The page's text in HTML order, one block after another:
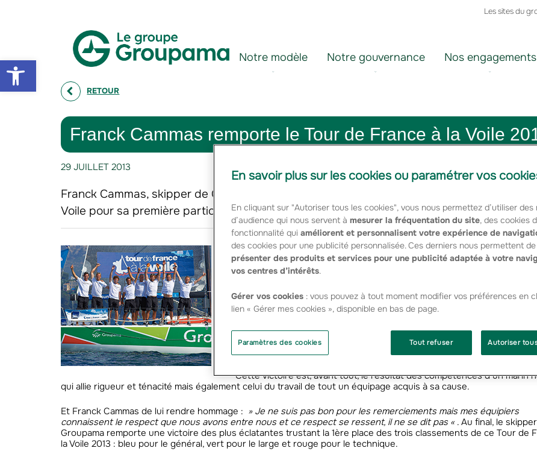
Open toolbar
Les sites du
Notre modèle Notre gouvernance Nos engagements
RETOUR
Franck Cammas remporte le Tour de France à la Voile
29 JUILLET 2013
Franck Cammas, skipper de Groupama 34, a remporté la 36ème édition du Tour de France
Voile pour sa première participation en tant que skipper.
L’affaire était entendue depuis plusieurs jours mais il faillait attendre
ultime de Marseille pour proclamer officiellement Franck Cammas et ses
équipiers, rois du Tour de France à la Voile 2013. Sans jamais réellement
compétition.
Atlantique, Franck Cammas a su maîtriser les éléments, déjouer les
ses adversaires tout en leur imposant un rythme d’enfer jusqu’à leur
l’estocade trois jours avant la fin de la compétition.
Cette victoire est, avant tout, le résultat des compétences d’un marin
qui allie rigueur et ténacité mais également celui du travail de tout un équipage acquis à sa cause.
Et Franck Cammas de lui rendre hommage : » Je ne suis pas bon pour les remerciements mais mes équipiers
connaissent le respect que nous avons entre nous et ce respect se ressent, il ne se dit pas « . Au final, le
Groupama remporte une victoire des plus éclatantes trustant la 1ère place des trois classements de ce Tour de
la Voile 2013 : bleu pour le général, vert pour le large et rouge pour le technique.
En savoir plus sur les cookies ou paramétrer vos
En cliquant sur "Autoriser tous les cookies", vous nous permettez d’utiliser des
d’audience qui nous servent à mesurer la fréquentation du site, des cookies
fonctionnalité qui améliorent et personnalisent votre expérience de
des cookies pour une publicité personnalisée. Ces derniers nous permettent de
présenter des produits et services pour une publicité adaptée à votre
vos centres d’intérêts.
Gérer vos cookies : vous pouvez à tout moment modifier vos préférences en
lien « Gérer mes cookies », disponible en bas de page.
Paramètres des cookies Tout refuser Autoriser